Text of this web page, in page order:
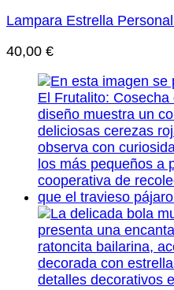
Lampara Estrella
40,00 €